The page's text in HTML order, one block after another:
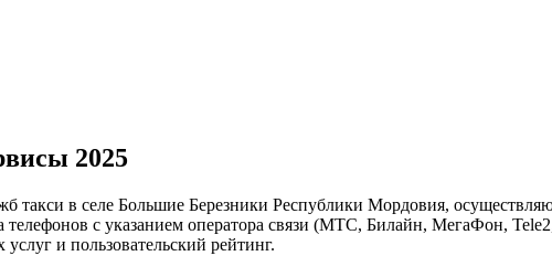
2025
такси в селе Большие Березники Республики Мордовия,
с указанием оператора связи (МТС, Билайн, МегаФон,
и пользовательский рейтинг.